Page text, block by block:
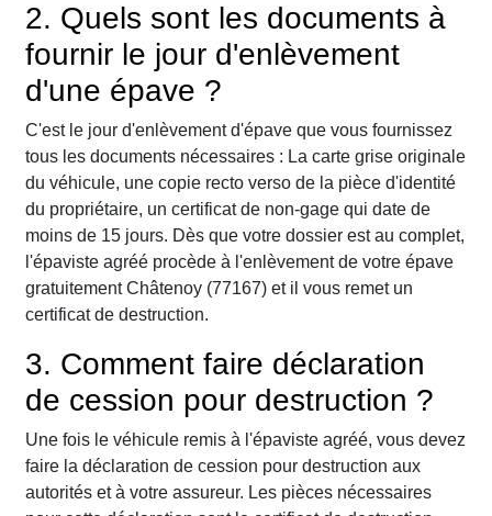
2. Quels sont les documents à
fournir le jour d'enlèvement
d'une épave ?
C'est le jour d'enlèvement d'épave que vous fournissez
tous les documents nécessaires : La carte grise originale
du véhicule, une copie recto verso de la pièce d'identité
du propriétaire, un certificat de non-gage qui date de
moins de 15 jours. Dès que votre dossier est au complet,
l'épaviste agréé procède à l'enlèvement de votre épave
gratuitement Châtenoy (77167) et il vous remet un
certificat de destruction.
3. Comment faire déclaration
de cession pour destruction ?
Une fois le véhicule remis à l'épaviste agréé, vous devez
faire la déclaration de cession pour destruction aux
autorités et à votre assureur. Les pièces nécessaires